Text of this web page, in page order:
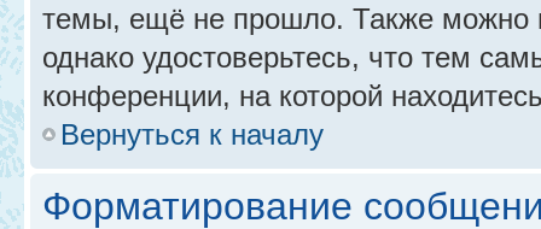
темы, ещё не прошло. Также можно
однако удостоверьтесь, что тем
конференции, на которой
Вернуться к началу
Форматирование